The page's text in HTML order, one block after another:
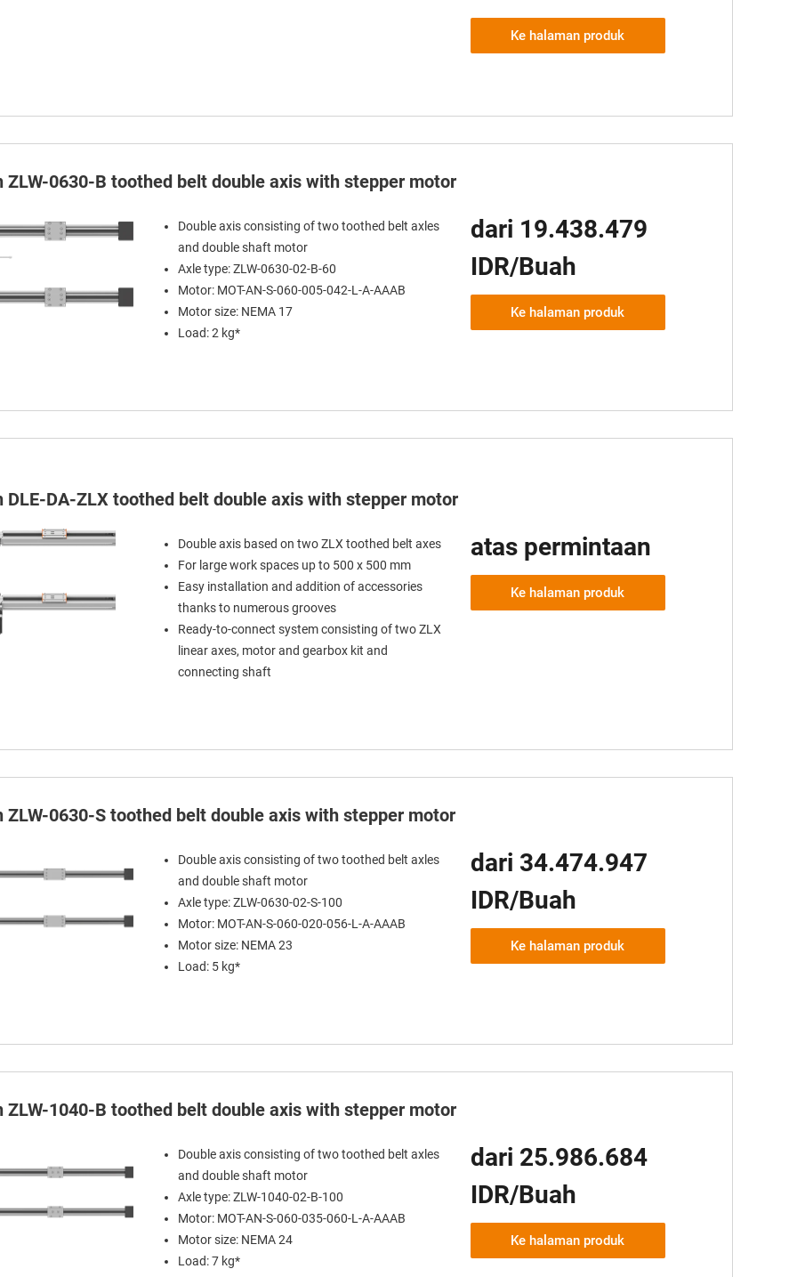
Ke halaman produk
ZLW-0630-B toothed belt double axis with stepper motor
Double axis consisting of two toothed belt axles
and double shaft motor
Axle type: ZLW-0630-02-B-60
Motor: MOT-AN-S-060-005-042-L-A-AAAB
Motor size: NEMA 17
Load: 2 kg*
dari 19.438.479
IDR/Buah
Ke halaman produk
DLE-DA-ZLX toothed belt double axis with stepper motor
Double axis based on two ZLX toothed belt axes
For large work spaces up to 500 x 500 mm
Easy installation and addition of accessories
thanks to numerous grooves
Ready-to-connect system consisting of two ZLX
linear axes, motor and gearbox kit and
connecting shaft
atas permintaan
Ke halaman produk
ZLW-0630-S toothed belt double axis with stepper motor
Double axis consisting of two toothed belt axles
and double shaft motor
Axle type: ZLW-0630-02-S-100
Motor: MOT-AN-S-060-020-056-L-A-AAAB
Motor size: NEMA 23
Load: 5 kg*
dari 34.474.947
IDR/Buah
Ke halaman produk
ZLW-1040-B toothed belt double axis with stepper motor
Double axis consisting of two toothed belt axles
and double shaft motor
Axle type: ZLW-1040-02-B-100
Motor: MOT-AN-S-060-035-060-L-A-AAAB
Motor size: NEMA 24
Load: 7 kg*
dari 25.986.684
IDR/Buah
Ke halaman produk